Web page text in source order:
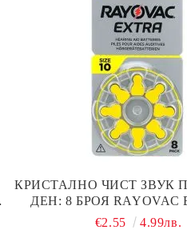
КРИСТАЛНО ЧИСТ ЗВУК
ДЕН: 8 БРОЯ RAYOVAC
БАТЕРИИ ЗА СЛУХОВ
€2.55 4.99лв.